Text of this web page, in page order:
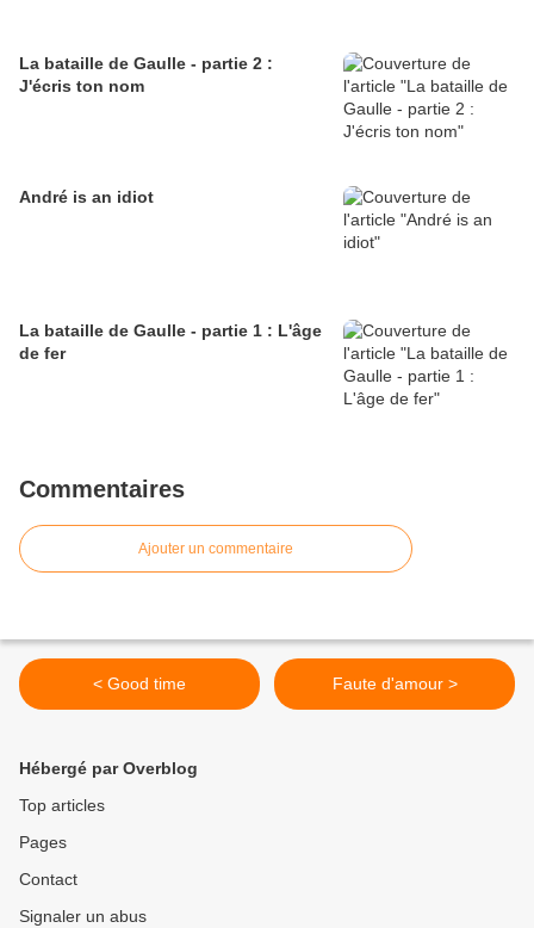
La bataille de Gaulle - partie 2 :
J'écris ton nom
André is an idiot
La bataille de Gaulle - partie 1 : L'âge
de fer
Commentaires
Ajouter un commentaire
< Good time Faute d'amour >
Hébergé par Overblog
Top articles
Pages
Contact
Signaler un abus